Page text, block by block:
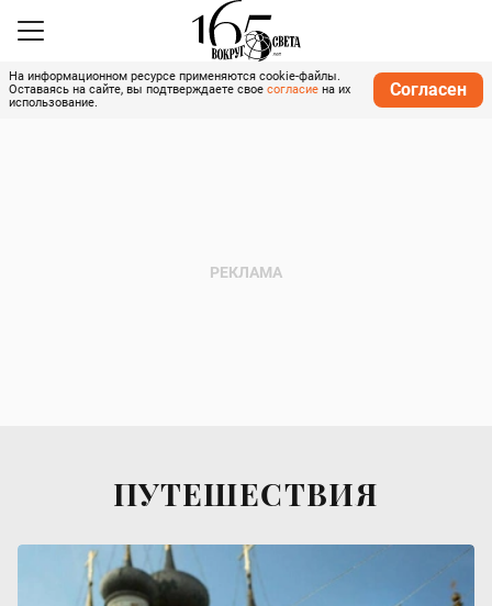
На информационном ресурсе применяются cookie-файлы.
Оставаясь на сайте, вы подтверждаете свое согласие на их
использование.
Согласен
ПУТЕШЕСТВИЯ